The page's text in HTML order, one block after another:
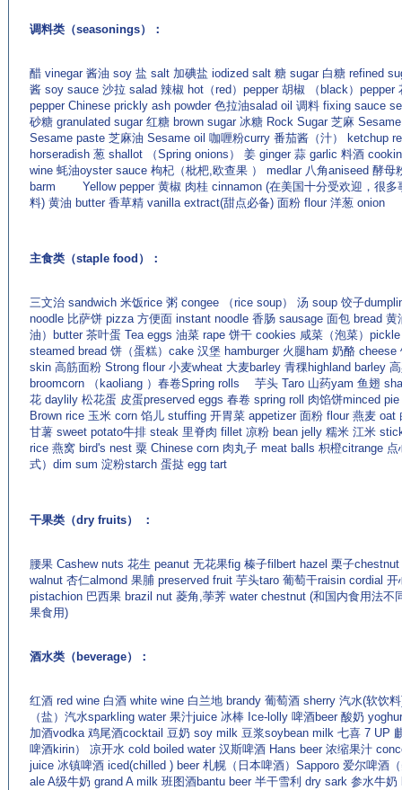
调料类（seasonings）：
醋 vinegar 酱油 soy 盐 salt 加碘盐 iodized salt 糖 sugar 白糖 refined
酱 soy sauce 沙拉 salad 辣椒 hot（red）pepper 胡椒 （black）pepper
pepper Chinese prickly ash powder 色拉油salad oil 调料 fixing sauce
砂糖 granulated sugar 红糖 brown sugar 冰糖 Rock Sugar 芝麻
Sesame paste 芝麻油 Sesame oil 咖喱粉curry 番茄酱（汁） ketchup
horseradish 葱 shallot （Spring onions） 姜 ginger 蒜 garlic 料酒
wine 蚝油oyster sauce 枸杞（枇杷,欧查果 ） medlar 八角aniseed 酵母
barm Yellow pepper 黄椒 肉桂 cinnamon (在美国十分受欢迎，很多
料) 黄油 butter 香草精 vanilla extract(甜点必备) 面粉 flour 洋葱 onion
主食类（staple food）：
三文治 sandwich 米饭rice 粥 congee （rice soup） 汤 soup 饺子
noodle 比萨饼 pizza 方便面 instant noodle 香肠 sausage 面包 bread 黄
油）butter 茶叶蛋 Tea eggs 油菜 rape 饼干 cookies 咸菜（泡菜）
steamed bread 饼（蛋糕）cake 汉堡 hamburger 火腿ham 奶酪 cheese
skin 高筋面粉 Strong flour 小麦wheat 大麦barley 青稞highland barley
broomcorn （kaoliang ）春卷Spring rolls 芋头 Taro 山药yam 鱼翅
花 daylily 松花蛋 皮蛋preserved eggs 春卷 spring roll 肉馅饼minced pie
Brown rice 玉米 corn 馅儿 stuffing 开胃菜 appetizer 面粉 flour 燕麦 oat
甘薯 sweet potato牛排 steak 里脊肉 fillet 凉粉 bean jelly 糯米 江米
rice 燕窝 bird's nest 粟 Chinese corn 肉丸子 meat balls 枳橙citrange 点
式）dim sum 淀粉starch 蛋挞 egg tart
干果类（dry fruits） ：
腰果 Cashew nuts 花生 peanut 无花果fig 榛子filbert hazel 栗子chestnut
walnut 杏仁almond 果脯 preserved fruit 芋头taro 葡萄干raisin cordial 开
pistachion 巴西果 brazil nut 菱角,荸荠 water chestnut (和国内食用法不
果食用)
酒水类（beverage）：
红酒 red wine 白酒 white wine 白兰地 brandy 葡萄酒 sherry 汽水(软饮
（盐）汽水sparkling water 果汁juice 冰棒 Ice-lolly 啤酒beer 酸奶
加酒vodka 鸡尾酒cocktail 豆奶 soy milk 豆浆soybean milk 七喜 7 UP
啤酒kirin） 凉开水 cold boiled water 汉斯啤酒 Hans beer 浓缩果汁
juice 冰镇啤酒 iced(chilled ) beer 札幌（日本啤酒）Sapporo 爱尔啤酒
ale A级牛奶 grand A milk 班图酒bantu beer 半干雪利 dry sark 参水牛奶